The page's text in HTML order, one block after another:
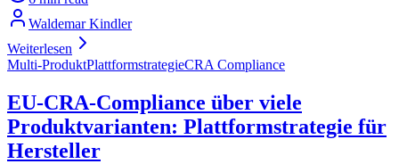
Waldemar Kindler
Weiterlesen
Multi-ProduktPlattformstrategieCRA Compliance
EU-CRA-Compliance über viele
Produktvarianten: Plattformstrategie für
Hersteller